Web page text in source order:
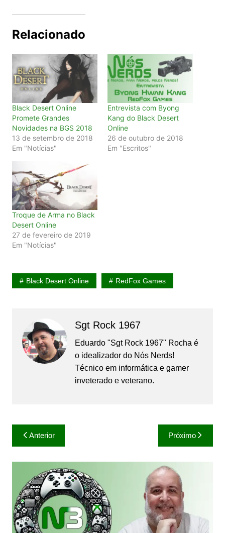
Relacionado
Black Desert Online
Promete Grandes
Novidades na BGS 2018
13 de setembro de 2018
Em "Notícias"
Entrevista com Byong
Kang do Black Desert
Online
26 de outubro de 2018
Em "Escritos"
Troque de Arma no Black
Desert Online
27 de fevereiro de 2019
Em "Notícias"
Black Desert Online RedFox Games
Sgt Rock 1967
Eduardo "Sgt Rock 1967" Rocha é
o idealizador do Nós Nerds!
Técnico em informática e gamer
inveterado e veterano.
Navegação
de
Post
Anterior Próximo